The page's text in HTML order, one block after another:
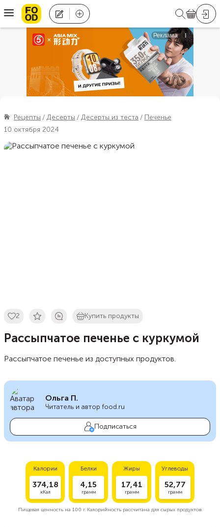
Рецепты Десерты Десерты из теста
Печенье
10 октября 2024
2 Купить продукты
Рассыпчатое печенье с куркумой
Рассыпчатое печенье из доступных продуктов.
Ольга П.
Читатель и автор food.ru
Подписаться
Калории
374,18
кКал
Белки
4,15
грамм
Жиры
17,41
грамм
Углеводы
52,77
грамм
Пищевая ценность на 100 г.Калорийность рассчитана для сырых продуктов.